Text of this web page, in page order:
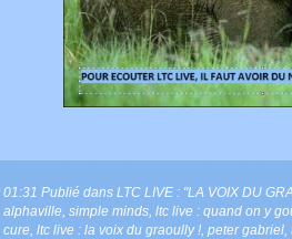
01:31 Publié dans LTC LIVE : "LA VOIX DU
alphaville simple minds ltc live : quand on y
cure ltc live : la voix du graoully ! peter gabriel